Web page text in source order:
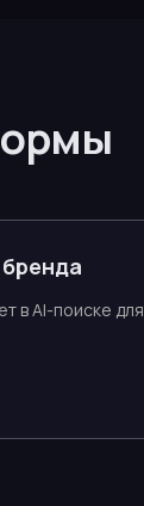
в AI-поиске для